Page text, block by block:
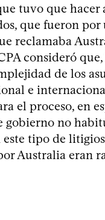
tuvo que hacer
que fueron
reclamaba
consideró
de los
e
el proceso, en
gobierno no
tipo de
Australia eran